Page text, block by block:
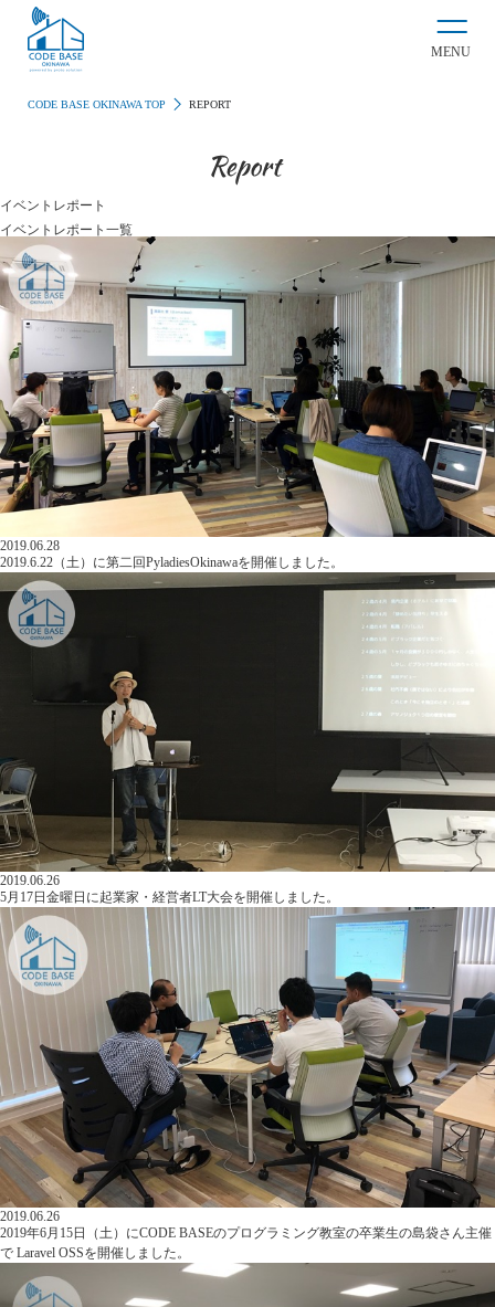
MENU
CODE BASE OKINAWA TOP REPORT
イベントレポート
イベントレポート一覧
2019.06.28
2019.6.22（土）に第二回PyladiesOkinawaを開催しました。
2019.06.26
5月17日金曜日に起業家・経営者LT大会を開催しました。
2019.06.26
2019年6月15日（土）にCODE BASEのプログラミング教室の卒業生の島袋さん主催
で Laravel OSSを開催しました。